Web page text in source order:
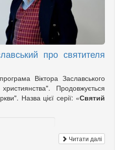
про святителя
Віктора Заславського
Продовжується
Назва цієї серії: «Святий
Читати далі